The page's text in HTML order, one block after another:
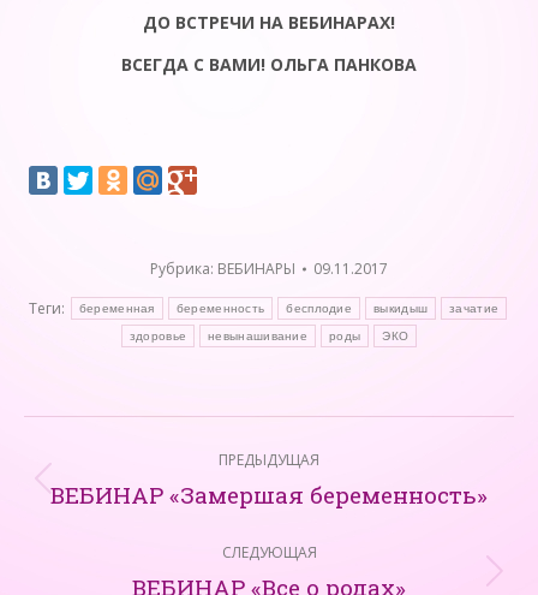
ДО ВСТРЕЧИ НА ВЕБИНАРАХ!
ВСЕГДА С ВАМИ! ОЛЬГА ПАНКОВА
Рубрика: ВЕБИНАРЫ
09.11.2017
Теги:
беременная беременность бесплодие выкидыш зачатие
здоровье невынашивание роды ЭКО
Навигация
по
ПРЕДЫДУЩАЯ
Предыдущая
ВЕБИНАР «Замершая беременность»
СЛЕДУЮЩАЯ
Следующая
ВЕБИНАР «Все о родах»